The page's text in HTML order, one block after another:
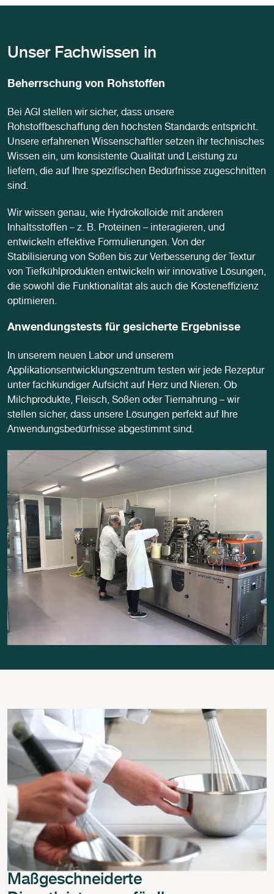
Unser Fachwissen in
Beherrschung von Rohstoffen
Bei AGI stellen wir sicher, dass unsere
Rohstoffbeschaffung den höchsten Standards entspricht.
Unsere erfahrenen Wissenschaftler setzen ihr technisches
Wissen ein, um konsistente Qualität und Leistung zu
liefern, die auf Ihre spezifischen Bedürfnisse zugeschnitten
sind.
Wir wissen genau, wie Hydrokolloide mit anderen
Inhaltsstoffen – z. B. Proteinen – interagieren, und
entwickeln effektive Formulierungen. Von der
Stabilisierung von Soßen bis zur Verbesserung der Textur
von Tiefkühlprodukten entwickeln wir innovative Lösungen,
die sowohl die Funktionalität als auch die Kosteneffizienz
optimieren.
Anwendungstests für gesicherte Ergebnisse
In unserem neuen Labor und unserem
Applikationsentwicklungszentrum testen wir jede Rezeptur
unter fachkundiger Aufsicht auf Herz und Nieren. Ob
Milchprodukte, Fleisch, Soßen oder Tiernahrung – wir
stellen sicher, dass unsere Lösungen perfekt auf Ihre
Anwendungsbedürfnisse abgestimmt sind.
Maßgeschneiderte